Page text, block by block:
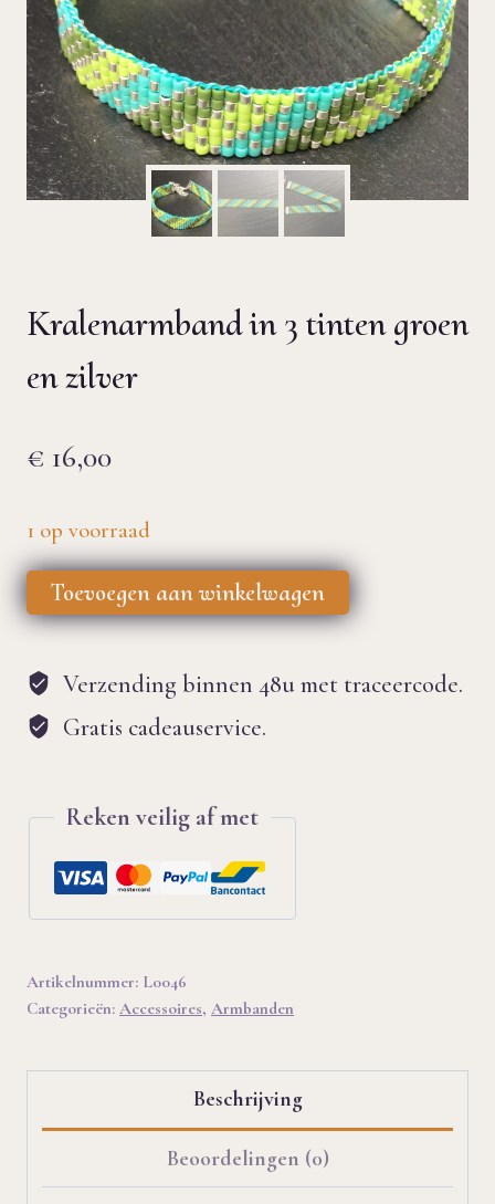
Kralenarmband in 3 tinten groen
en zilver
€ 16,00
1 op voorraad
Kralenarmband
in
tinten
groen
zilver
aantal
Toevoegen aan winkelwagen
Verzending binnen 48u met traceercode.
Gratis cadeauservice.
Reken veilig af met
Artikelnummer: L0046
Categorieën: Accessoires, Armbanden
Beschrijving
Beoordelingen (0)